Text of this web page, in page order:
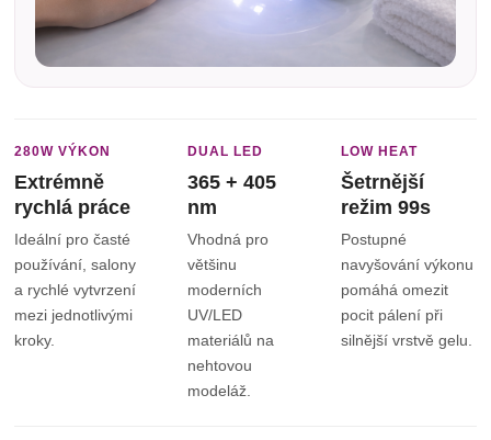
280W VÝKON
Extrémně
rychlá práce
Ideální pro časté
používání, salony
a rychlé vytvrzení
mezi jednotlivými
kroky.
DUAL LED
365 + 405
nm
Vhodná pro
většinu
moderních
UV/LED
materiálů na
nehtovou
modeláž.
LOW HEAT
Šetrnější
režim 99s
Postupné
navyšování výkonu
pomáhá omezit
pocit pálení při
silnější vrstvě gelu.